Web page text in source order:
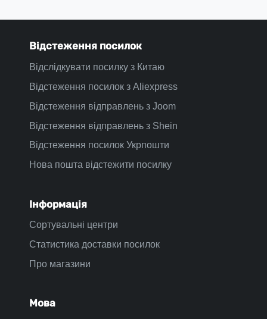
Відстеження посилок
Відслідкувати посилку з Китаю
Відстеження посилок з Aliexpress
Відстеження відправлень з Joom
Відстеження відправлень з Shein
Відстеження посилок Укрпошти
Нова пошта відстежити посилку
Інформація
Сортувальні центри
Статистика доставки посилок
Про магазини
Мова